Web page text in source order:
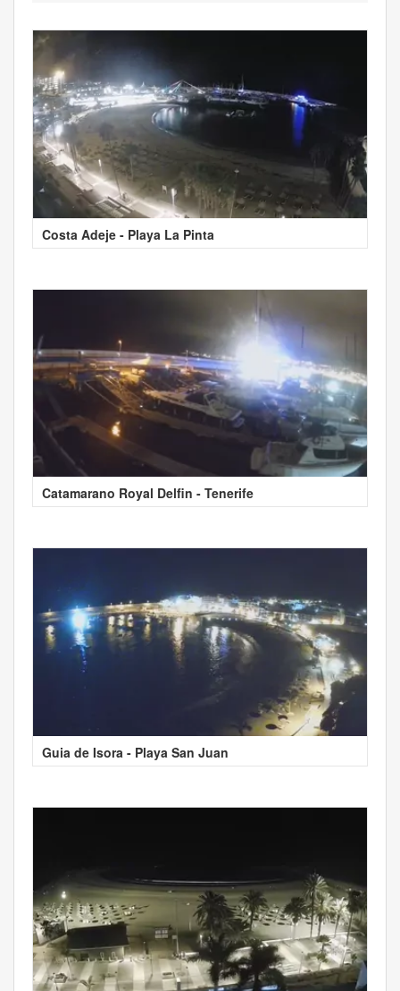
Costa Adeje - Playa La Pinta
Catamarano Royal Delfin - Tenerife
Guia de Isora - Playa San Juan